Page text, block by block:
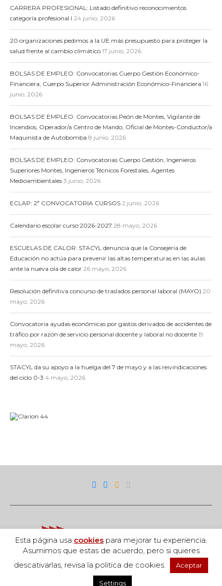
CARRERA PROFESIONAL: Listado definitivo reconocimientos
categoría profesional I 24 junio, 2026
20 organizaciones pedimos a la UE más presupuesto para proteger la
salud frente al cambio climático 17 junio, 2026
BOLSAS DE EMPLEO: Convocatorias Cuerpo Gestión Económico-
Financiera, Cuerpo Superior Administración Económico-Financiera 16
junio, 2026
BOLSAS DE EMPLEO: Convocatorias Peón de Montes, Vigilante de
Incendios, Operador/a Centro de Mando, Oficial de Montes-Conductor/a
Maquinista de Autobomba 8 junio, 2026
BOLSAS DE EMPLEO: Convocatorias Cuerpo Gestión, Ingenieros
Superiores Montes, Ingenieros Técnicos Forestales, Agentes
Medioambientales 3 junio, 2026
ECLAP: 2ª CONVOCATORIA CURSOS 2 junio, 2026
Calendario escolar curso 2026-2027 28 mayo, 2026
ESCUELAS DE CALOR: STACYL denuncia que la Consejería de
Educación no actúa para prevenir las altas temperaturas en las aulas
ante la nueva ola de calor 26 mayo, 2026
Resolución definitiva concurso de traslados personal laboral (MAYO) 20
mayo, 2026
Convocatoria ayudas económicas por gastos derivados de accidentes de
tráfico por razón de servicio personal docente y laboral no docente 19
mayo, 2026
STACYL da su apoyo a la huelga del 7 de mayo y a las reivindicaciones
del ciclo 0-3 4 mayo, 2026
Esta página usa cookies para mejorar tu experiencia.
Asumimos que estas de acuerdo, pero si quieres
descativarlas, revisa la politica de cookies.
Aceptar
Settings